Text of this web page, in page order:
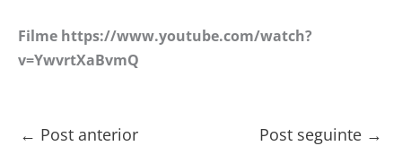
Filme https://www.youtube.com/watch?
v=YwvrtXaBvmQ
← Post anterior Post seguinte →